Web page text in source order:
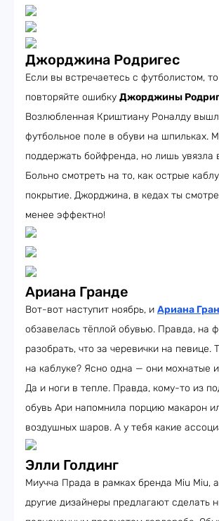
Джорджина Родригес
Если вы встречаетесь с футболистом,
повторяйте ошибку Джорджины
Возлюбленная Криштиану Роналду
футбольное поле в обуви на шпильках.
поддержать бойфренда, но лишь увязла
Больно смотреть на то, как острые
покрытие. Джорджина, в кедах ты
менее эффектно!
Ариана Гранде
Вот-вот наступит ноябрь, и Ариана
обзавелась тёплой обувью. Правда, на
разобрать, что за черевички на певице.
на каблуке? Ясно одна — они мохнатые
Да и ноги в тепле. Правда, кому-то из
обувь Ари напомнила порцию макарон
воздушных шаров. А у тебя какие
Элли Голдинг
Миучча Прада в рамках бренда Miu Miu,
другие дизайнеры предлагают сделать